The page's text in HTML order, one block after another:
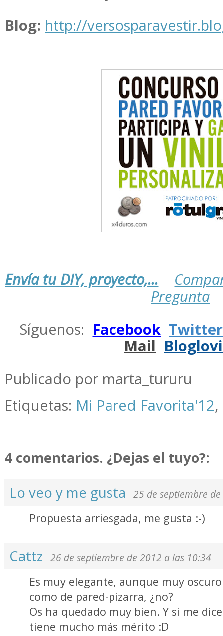
Blog: http://
Envía tu DIY, proyecto,...
Pregunta
Síguenos: Facebook Twitter
Mail
Publicado por marta_tururu
Etiquetas: Mi Pared Favorita'12,
4 comentarios. ¿Dejas el tuyo?:
Lo veo y me gusta
25 de septiembre
Propuesta arriesgada, me gusta :-)
Cattz 26 de septiembre de 2012 a las 10:34
Es muy elegante, aunque muy
como de pared-pizarra, ¿no?
Os ha quedado muy bien. Y si me
tiene mucho más mérito :D